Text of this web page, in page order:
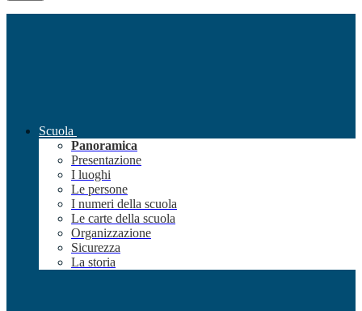
Scuola
Panoramica
Presentazione
I luoghi
Le persone
I numeri della scuola
Le carte della scuola
Organizzazione
Sicurezza
La storia